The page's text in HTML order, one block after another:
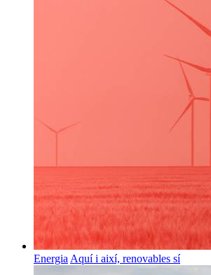
Energia Aquí i així, renovables sí